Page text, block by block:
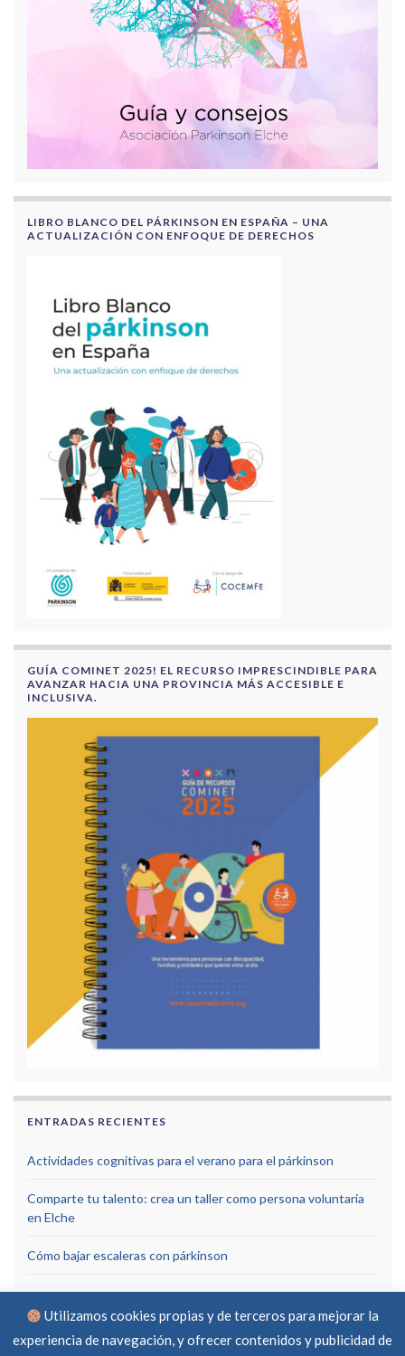
LIBRO BLANCO DEL PÁRKINSON EN ESPAÑA – UNA
ACTUALIZACIÓN CON ENFOQUE DE DERECHOS
GUÍA COMINET 2025! EL RECURSO IMPRESCINDIBLE PARA
AVANZAR HACIA UNA PROVINCIA MÁS ACCESIBLE E
INCLUSIVA.
ENTRADAS RECIENTES
Actividades cognitivas para el verano para el párkinson
Comparte tu talento: crea un taller como persona voluntaria
en Elche
Cómo bajar escaleras con párkinson
Utilizamos cookies propias y de terceros para mejorar la
experiencia de navegación, y ofrecer contenidos y publicidad de